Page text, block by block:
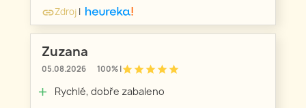
linkZdroj |
Zuzana
05.08.2026 100% |starstarstarstarstar
add Rychlé, dobře zabaleno